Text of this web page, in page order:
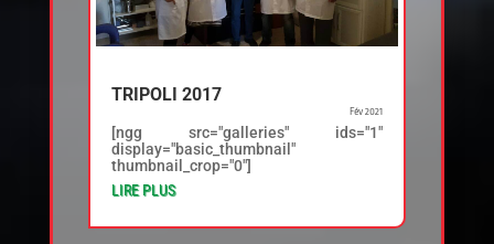
TRIPOLI 2017
Fév 2021
[ngg src="galleries" ids="1"
display="basic_thumbnail"
thumbnail_crop="0"]
LIRE PLUS